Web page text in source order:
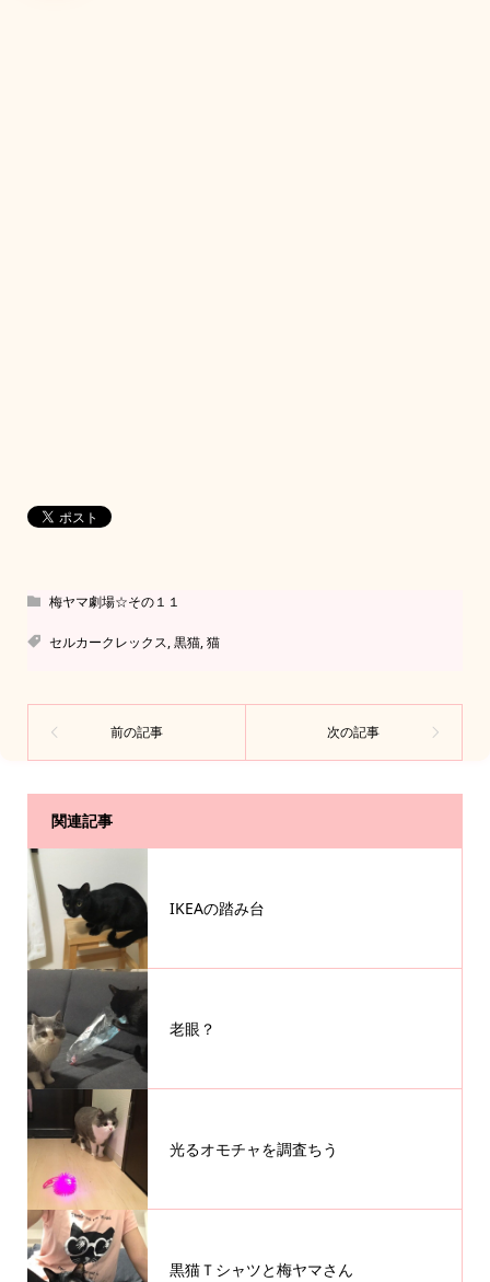
梅ヤマ劇場☆その１１
セルカークレックス,黒猫,猫
関連記事
IKEAの踏み台
老眼？
光るオモチャを調査ちう
黒猫Ｔシャツと梅ヤマさん